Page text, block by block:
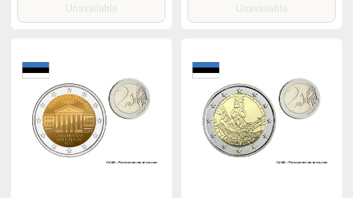
Unavailable Unavailable